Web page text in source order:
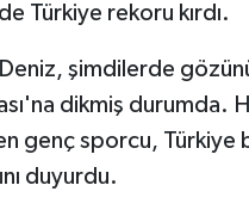
Türkiye rekoru kırdı.
şimdilerde
dikmiş durumda.
genç sporcu,
duyurdu.